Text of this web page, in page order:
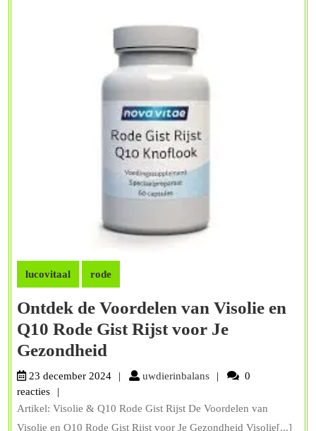
lucovitaal rode
Ontdek de Voordelen van Visolie en
Q10 Rode Gist Rijst voor Je
Gezondheid
de
van
23 december 2024 uwdierinbalansuwdierinbalans
0
reacties
Artikel: Visolie & Q10 Rode Gist Rijst De Voordelen van
Visolie en Q10 Rode Gist Rijst voor Je Gezondheid Visolie[...]